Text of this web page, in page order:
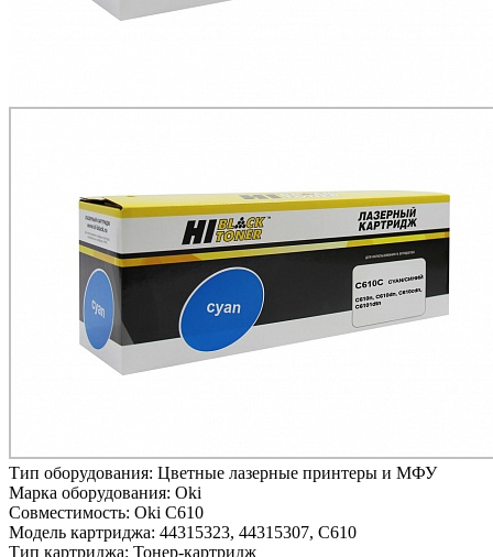
Тип оборудования: Цветные лазерные принтеры и МФУ
Марка оборудования: Oki
Совместимость: Oki C610
Модель картриджа: 44315323, 44315307, C610
Тип картриджа: Тонер-картридж